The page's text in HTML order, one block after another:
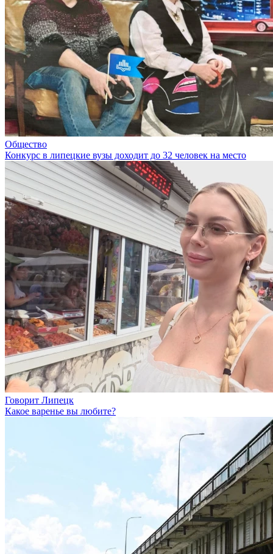
Общество
Конкурс в липецкие вузы доходит до 32 человек на место
Говорит Липецк
Какое варенье вы любите?